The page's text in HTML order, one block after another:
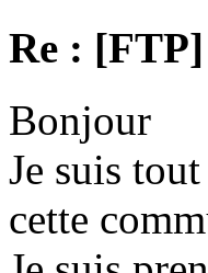
Re :
Bonjour
Je suis
cette